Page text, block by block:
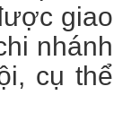
giao
nhánh
cụ thể